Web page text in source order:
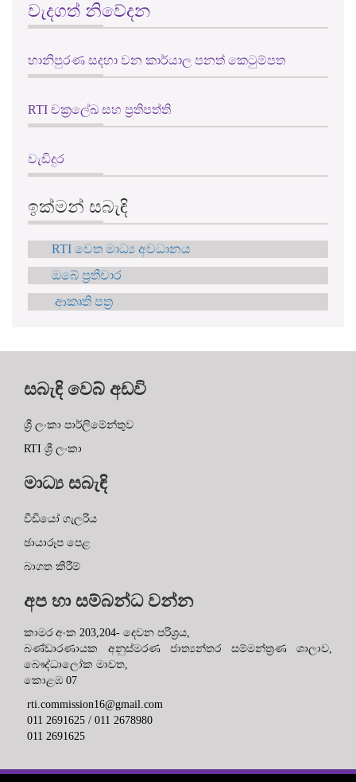
හානිපුරණ සදහා වන කාර්යාල පනත් කෙටුම්පත
RTI චක්‍රලේඛ සහ ප්‍රතිපත්ති
වැඩිදුර
ඉක්මන් සබැඳි
RTI වෙත මාධ්‍ය අවධානය
ආකෘති පත්‍ර
ශ්‍රී ලංකා පාර්ලිමේන්තුව
මාධ්‍ය සබැඳි
වීඩියෝ ගැලරිය
බාගත කිරීම්
අප හා සම්බන්ධ වන්න
කාමර අංක 203,204- දෙවන පරිශ්‍රය,
බණ්ඩාරණායක අනුස්මරණ ජාත්‍යන්තර සම්මන්ත්‍රණ ශාලාව,
කොළඹ 07
rti.commission16@gmail.com
011 2691625 / 011 2678980
Lanka. All Rights Reserved